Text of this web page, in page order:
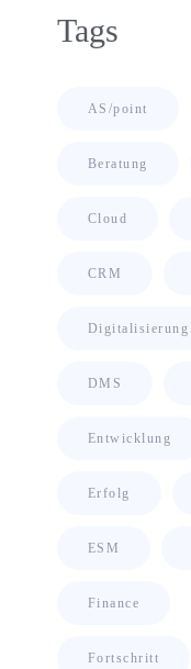
Tags
AS/point
Beratung
Cloud
CRM
Digitalisierung
DMS
Entwicklung
Erfolg
ESM
Finance
Fortschritt